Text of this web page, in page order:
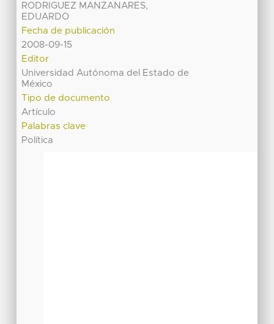
RODRIGUEZ MANZANARES,
EDUARDO
Fecha de publicación
2008-09-15
Editor
Universidad Autónoma del Estado de
México
Tipo de documento
Artículo
Palabras clave
Política